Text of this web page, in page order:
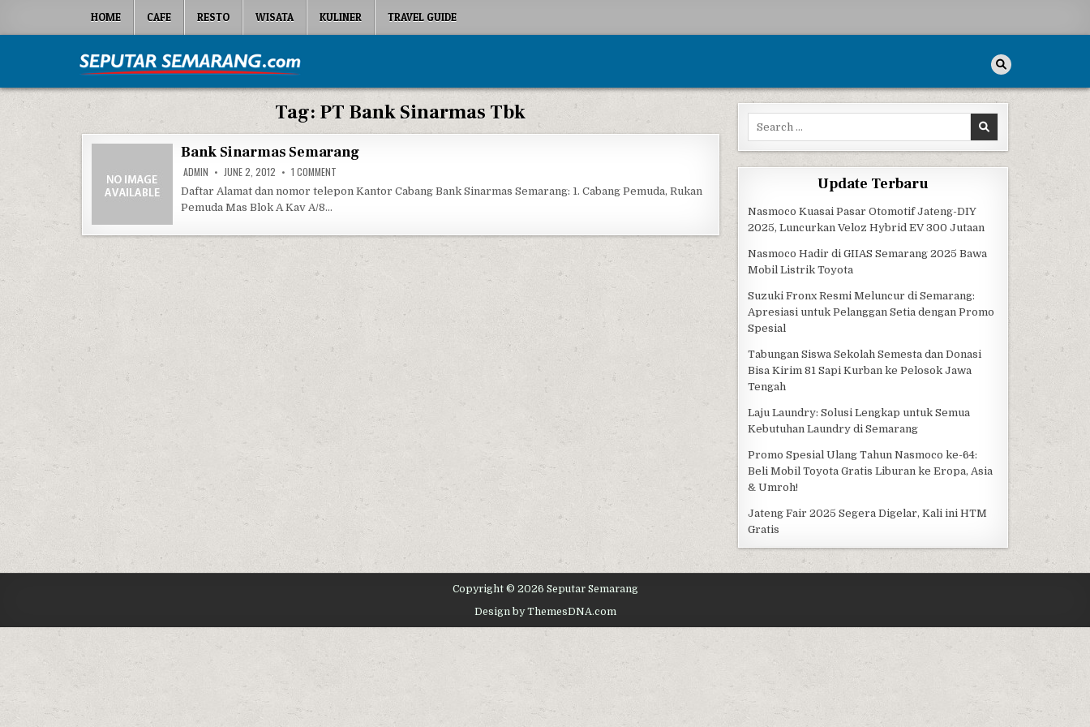
HOME CAFE RESTO WISATA KULINER TRAVEL GUIDE
Seputar Semarang
Tag: PT Bank Sinarmas Tbk
Bank Sinarmas Semarang
ADMIN JUNE 2, 2012 1 COMMENT
Daftar Alamat dan nomor telepon Kantor Cabang Bank Sinarmas Semarang: 1. Cabang Pemuda, Rukan
Pemuda Mas Blok A Kav A/8…
Search for:
Update Terbaru
Nasmoco Kuasai Pasar Otomotif Jateng-DIY
2025, Luncurkan Veloz Hybrid EV 300 Jutaan
Nasmoco Hadir di GIIAS Semarang 2025 Bawa
Mobil Listrik Toyota
Suzuki Fronx Resmi Meluncur di Semarang:
Apresiasi untuk Pelanggan Setia dengan Promo
Spesial
Tabungan Siswa Sekolah Semesta dan Donasi
Bisa Kirim 81 Sapi Kurban ke Pelosok Jawa
Tengah
Laju Laundry: Solusi Lengkap untuk Semua
Kebutuhan Laundry di Semarang
Promo Spesial Ulang Tahun Nasmoco ke-64:
Beli Mobil Toyota Gratis Liburan ke Eropa, Asia
& Umroh!
Jateng Fair 2025 Segera Digelar, Kali ini HTM
Gratis
Copyright © 2026 Seputar Semarang
Design by ThemesDNA.com